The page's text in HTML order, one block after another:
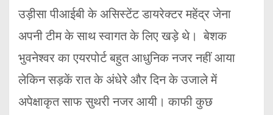
उड़ीसा पीआईबी के असिस्टेंट डायरेक्टर महेंद्र जेना
अपनी टीम के साथ स्वागत के लिए खड़े थे। बेशक
भुवनेश्वर का एयरपोर्ट बहुत आधुनिक नजर नहीं आया
लेकिन सड़कें रात के अंधेरे और दिन के उजाले में
अपेक्षाकृत साफ सुथरी नजर आयी। काफी कुछ